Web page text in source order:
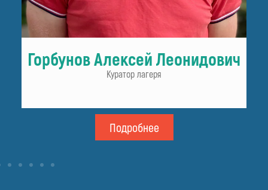
Горбунов Алексей Леонидович
Куратор лагеря
Подробнее